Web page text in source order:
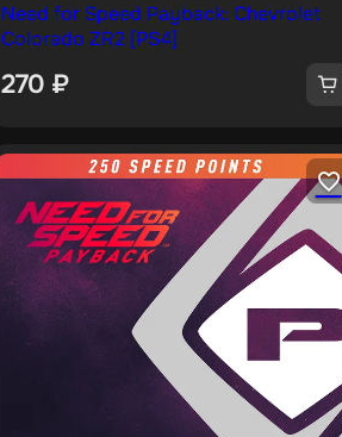
Need for Speed Payback: Chevrolet
Colorado ZR2 [PS4]
270 ₽